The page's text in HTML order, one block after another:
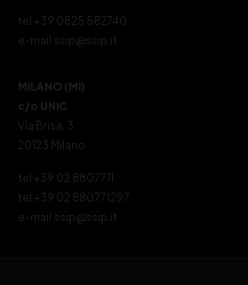
tel +39 0825 582740
e-mail ssip@ssip.it
MILANO (MI)
c/o UNIC
Via Brisa, 3
20123 Milano
tel +39 02 8807711
tel +39 02 880771297
e-mail ssip@ssip.it